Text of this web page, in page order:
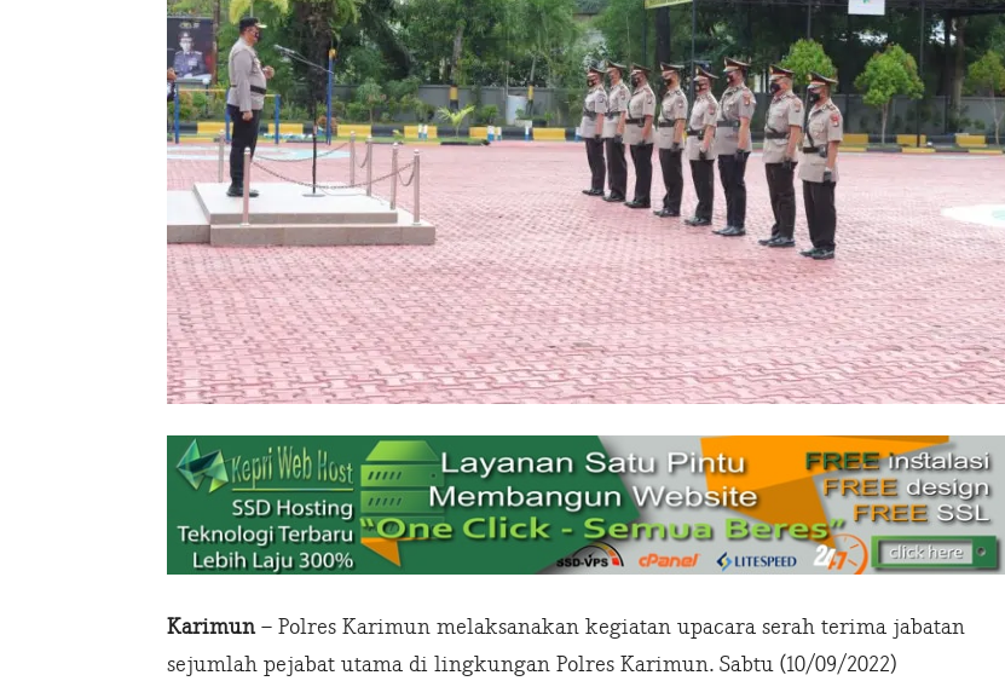
Karimun– Polres Karimun melaksanakan kegiatan upacara serah terima jabatan
sejumlah pejabat utama di lingkungan Polres Karimun. Sabtu (10/09/2022)